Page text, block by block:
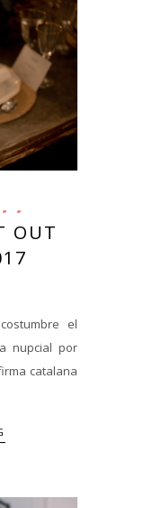
OUT
el
nupcial por
catalana